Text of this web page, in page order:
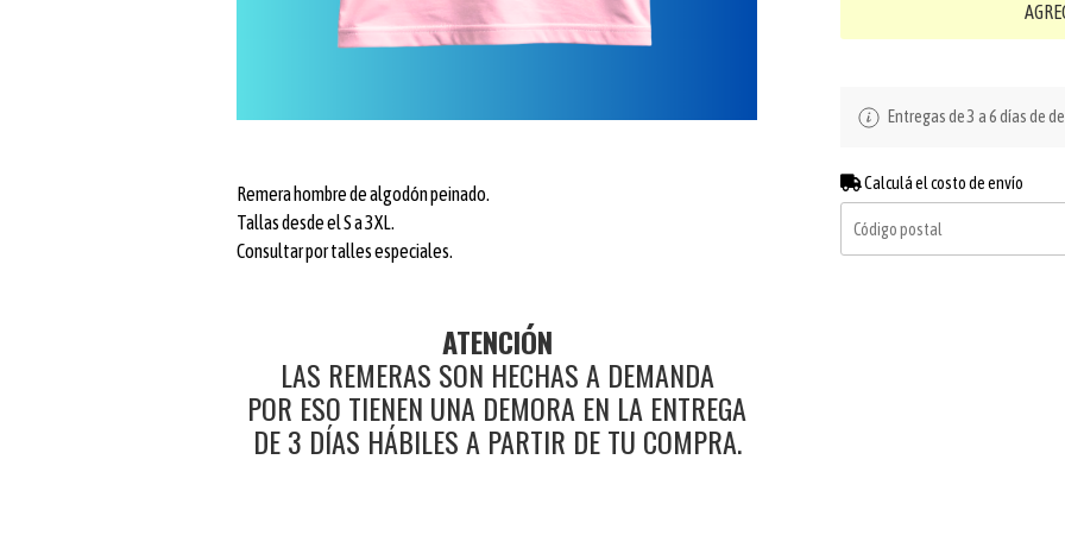
Remera hombre de algodón peinado.
Tallas desde el S a 3XL.
Consultar por talles especiales.
ATENCIÓN
LAS REMERAS SON HECHAS A DEMANDA
POR ESO TIENEN UNA DEMORA EN LA ENTREGA
DE 3 DÍAS HÁBILES A PARTIR DE TU COMPRA.
Entregas de 3 a 6 días de
Calculá el costo de envío